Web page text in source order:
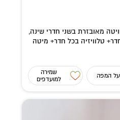
מאובזרת בשני חדרי שינה,
טלוויזיה בכל חדר+ מיטה
על המפה
שמירה
למועדפים